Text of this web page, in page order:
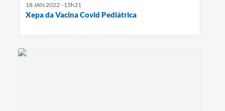
18 JAN 2022 - 15h21
Xepa da Vacina Covid Pediátrica